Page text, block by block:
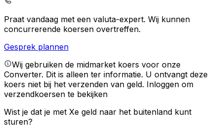
Praat vandaag met een valuta-expert. Wij kunnen
concurrerende koersen overtreffen.
Gesprek plannen
Wij gebruiken de midmarket koers voor onze
Converter. Dit is alleen ter informatie. U ontvangt deze
koers niet bij het verzenden van geld. Inloggen om
verzendkoersen te bekijken
Wist je dat je met Xe geld naar het buitenland kunt
sturen?